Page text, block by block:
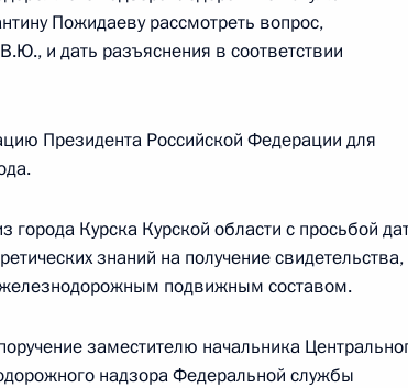
Российской Федерации
управления Федерального агентства
в Приёмной Президента Российской
личный приём граждан
Пожидаеву рассмотреть вопрос,
и дать разъяснения в соответствии
Президента Российской Федерации для
Курска Курской области с просьбой
знаний на получение свидетельства,
подвижным составом.
заместителю начальника
надзора Федеральной службы